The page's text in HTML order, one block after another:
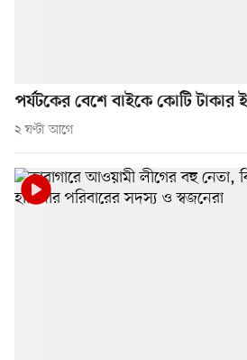
পর্যটকের বেশে বাইকে কোটি টাকার
২ ঘণ্টা আগে